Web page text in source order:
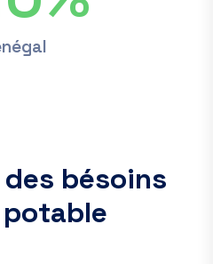
des bésoins
potable